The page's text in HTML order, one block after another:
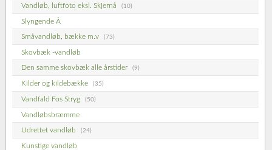
Vandløb, luftfoto eksl. Skjernå (10)
Slyngende Å
Småvandløb, bække m.v (73)
Skovbæk -vandløb
Den samme skovbæk alle årstider (9)
Kilder og kildebække (35)
Vandfald Fos Stryg (50)
Vandløbsbræmme
Udrettet vandløb (24)
Kunstige vandløb